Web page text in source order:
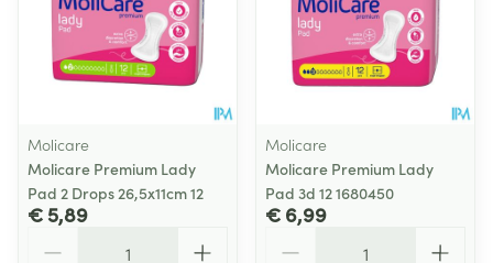
Molicare
Molicare Premium Lady
Pad 2 Drops 26,5x11cm 12
€ 5,89
Molicare
Molicare Premium Lady
Pad 3d 12 1680450
€ 6,99